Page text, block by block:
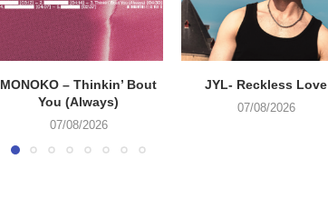
MONOKO – Thinkin’ Bout
You (Always)
07/08/2026
JYL- Reckless Love
07/08/2026